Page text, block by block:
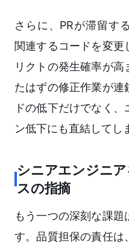
さらに、PRが滞留す
関連するコードを変更
リクトの発生確率が
たはずの修正作業が連
ドの低下だけでなく
ン低下にも直結してし
シニアエンジニ
スの指摘
もう一つの深刻な課
す。品質担保の責任は